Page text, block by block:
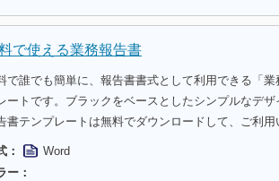
で使える業務報告書
で誰でも簡単に、報告書書式として利用できる「
ートです。ブラックをベースとしたシンプルなデザ
書テンプレートは無料でダウンロードして、ご利用
：
Word
ー：